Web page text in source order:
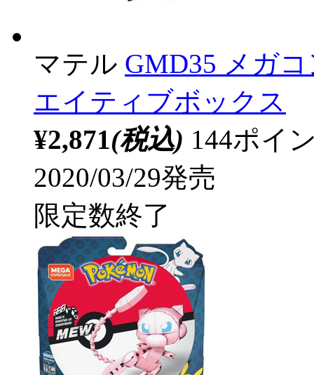
マテル GMD35 メガ
エイティブボックス
¥2,871(税込) 144ポイ
2020/03/29発売
限定数終了